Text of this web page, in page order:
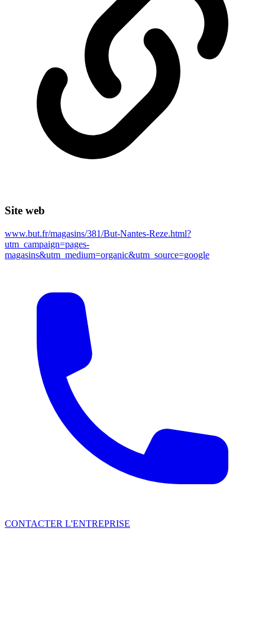
Site web
www.but.fr/magasins/381/But-Nantes-Reze.html?
utm_campaign=pages-
magasins&utm_medium=organic&utm_source=google
CONTACTER L'ENTREPRISE